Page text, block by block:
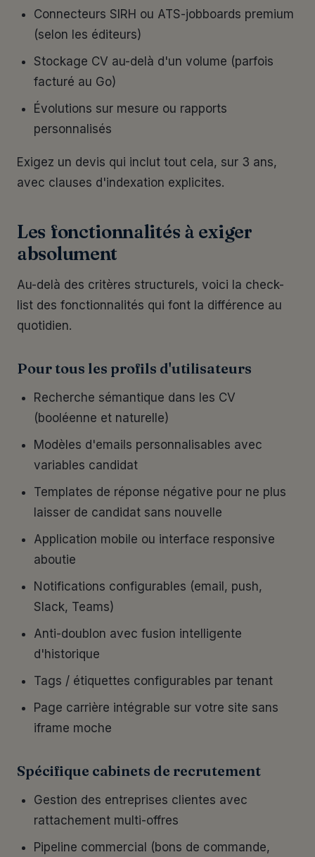
Connecteurs SIRH ou ATS-jobboards premium
(selon les éditeurs)
Stockage CV au-delà d'un volume (parfois
facturé au Go)
Évolutions sur mesure ou rapports
personnalisés
Exigez un devis qui inclut tout cela, sur 3 ans,
avec clauses d'indexation explicites.
Les fonctionnalités à exiger
absolument
Au-delà des critères structurels, voici la check-
list des fonctionnalités qui font la différence au
quotidien.
Pour tous les profils d'utilisateurs
Recherche sémantique dans les CV
(booléenne et naturelle)
Modèles d'emails personnalisables avec
variables candidat
Templates de réponse négative pour ne plus
laisser de candidat sans nouvelle
Application mobile ou interface responsive
aboutie
Notifications configurables (email, push,
Slack, Teams)
Anti-doublon avec fusion intelligente
d'historique
Tags / étiquettes configurables par tenant
Page carrière intégrable sur votre site sans
iframe moche
Spécifique cabinets de recrutement
Gestion des entreprises clientes avec
rattachement multi-offres
Pipeline commercial (bons de commande,